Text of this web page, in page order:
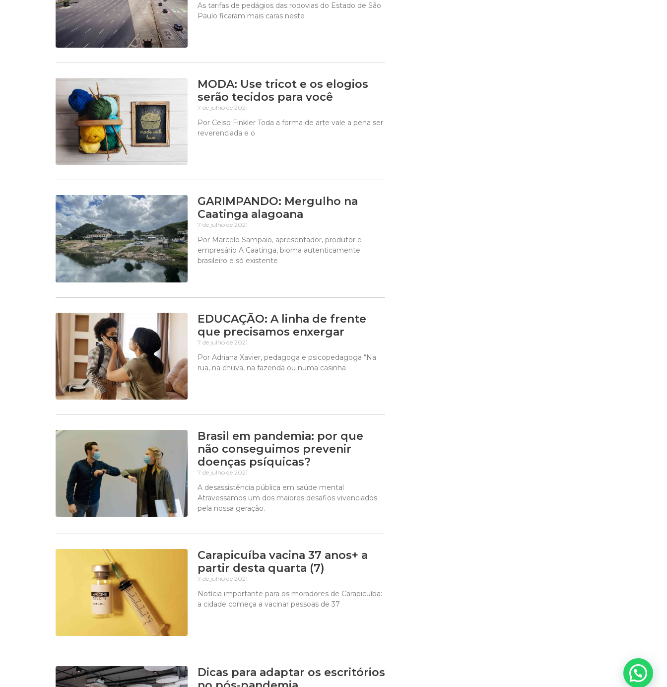
As tarifas de pedágios das rodovias do Estado de São
Paulo ficaram mais caras neste
MODA: Use tricot e os elogios
serão tecidos para você
7 de julho de 2021
Por Celso Finkler Toda a forma de arte vale a pena ser
reverenciada e o
GARIMPANDO: Mergulho na
Caatinga alagoana
7 de julho de 2021
Por Marcelo Sampaio, apresentador, produtor e
empresário A Caatinga, bioma autenticamente
brasileiro e só existente
EDUCAÇÃO: A linha de frente
que precisamos enxergar
7 de julho de 2021
Por Adriana Xavier, pedagoga e psicopedagoga “Na
rua, na chuva, na fazenda ou numa casinha
Brasil em pandemia: por que
não conseguimos prevenir
doenças psíquicas?
7 de julho de 2021
A desassistência pública em saúde mental
Atravessamos um dos maiores desafios vivenciados
pela nossa geração.
Carapicuíba vacina 37 anos+ a
partir desta quarta (7)
7 de julho de 2021
Notícia importante para os moradores de Carapicuíba:
a cidade começa a vacinar pessoas de 37
Dicas para adaptar os escritórios